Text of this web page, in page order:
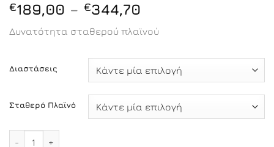
€189,00 – €344,70
range:
€189,00
€344,70
Δυνατότητα σταθερού πλαϊνού
Διαστάσεις
Σταθερό Πλαϊνό